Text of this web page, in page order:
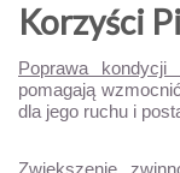
Korzyści
Poprawa kondycji
pomagają
dla jego ruchu i
Zwiększenie